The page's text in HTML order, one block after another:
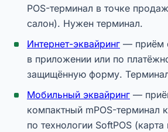
POS-терминал в точке
салон). Нужен терминал.
Интернет-эквайринг — приём
в приложении или по
защищённую форму.
Мобильный эквайринг —
компактный mPOS-терминал
по технологии SoftPOS